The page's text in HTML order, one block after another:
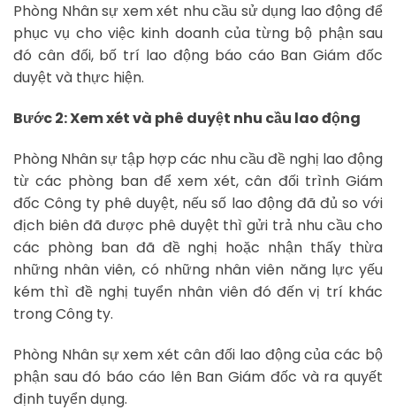
Phòng Nhân sự xem xét nhu cầu sử dụng lao động để
phục vụ cho việc kinh doanh của từng bộ phận sau
đó cân đối, bố trí lao động báo cáo Ban Giám đốc
duyệt và thực hiện.
Bước 2: Xem xét và phê duyệt nhu cầu lao động
Phòng Nhân sự tập hợp các nhu cầu đề nghị lao động
từ các phòng ban để xem xét, cân đối trình Giám
đốc Công ty phê duyệt, nếu số lao động đã đủ so với
địch biên đã được phê duyệt thì gửi trả nhu cầu cho
các phòng ban đã đề nghị hoặc nhận thấy thừa
những nhân viên, có những nhân viên năng lực yếu
kém thì đề nghị tuyển nhân viên đó đến vị trí khác
trong Công ty.
Phòng Nhân sự xem xét cân đối lao động của các bộ
phận sau đó báo cáo lên Ban Giám đốc và ra quyết
định tuyển dụng.